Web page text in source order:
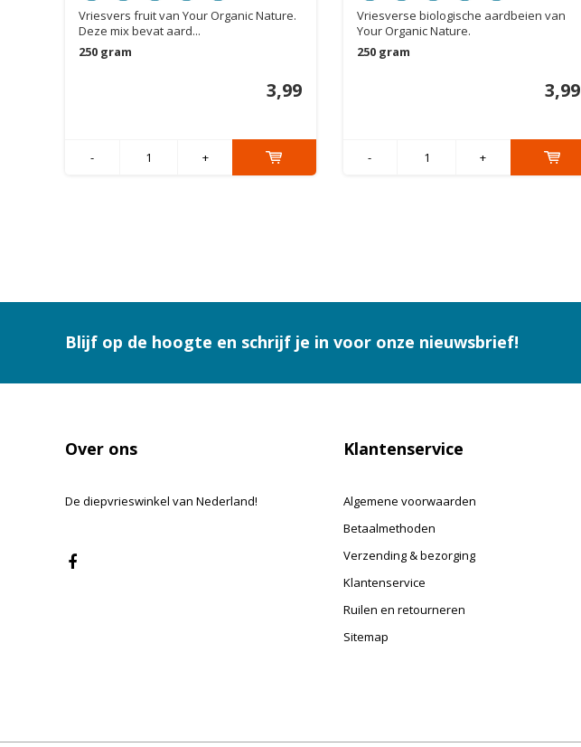
Vriesvers fruit van Your Organic Nature.
Deze mix bevat aard...
250 gram
3,99
- +
Vriesverse biologische aardbeien van
Your Organic Nature.
250 gram
3,99
- +
Blijf op de hoogte en schrijf je in voor onze nieuwsbrief!
Over ons
De diepvrieswinkel van Nederland!
Klantenservice
Algemene voorwaarden
Betaalmethoden
Verzending & bezorging
Klantenservice
Ruilen en retourneren
Sitemap